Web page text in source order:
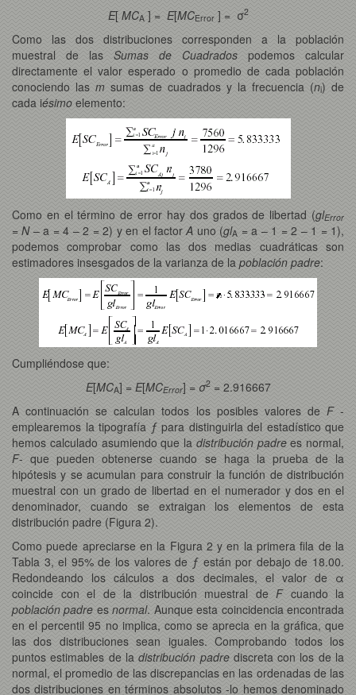
E[ MCA ] = E[MCError] = σ2
Como las dos distribuciones corresponden a la población
muestral de las Sumas de Cuadrados podemos calcular
directamente el valor esperado o promedio de cada población
conociendo las m sumas de cuadrados y la frecuencia (ni) de
cada iésimo elemento:
Como en el término de error hay dos grados de libertad (glError
=N– a = 4 – 2 = 2) y en el factorA uno (glA = a – 1 = 2 – 1 = 1),
podemos comprobar como las dos medias cuadráticas son
estimadores insesgados de la varianza de la población padre:
Cumpliéndose que:
E[MCA] = E[MCError] = σ2= 2.916667
A continuación se calculan todos los posibles valores de F-
emplearemos la tipografía ƒ para distinguirla del estadístico que
hemos calculado asumiendo que la distribución padrees normal,
F- que pueden obtenerse cuando se haga la prueba de la
hipótesis y se acumulan para construir la función de distribución
muestral con un grado de libertad en el numerador y dos en el
denominador, cuando se extraigan los elementos de esta
distribución padre (Figura 2).
Como puede apreciarse en la Figura 2 y en la primera fila de la
Tabla 3, el 95% de los valores de ƒ están por debajo de 18.00.
Redondeando los cálculos a dos decimales, el valor de α
coincide con el de la distribución muestral de Fcuando la
población padre esnormal. Aunque esta coincidencia encontrada
en el percentil 95 no implica, como se aprecia en la gráfica, que
las dos distribuciones sean iguales. Comprobando todos los
puntos estimables de ladistribución padrediscreta con los de la
normal, el promedio de las discrepancias en las ordenadas de las
dos distribuciones en términos absolutos -lo hemos denominado